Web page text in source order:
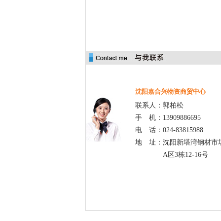
沈阳嘉合兴物资商贸中心
联系人：郭柏松
手 机：13909886695
电 话：024-83815988
地 址：沈阳新塔湾钢材市
A区3栋12-16号